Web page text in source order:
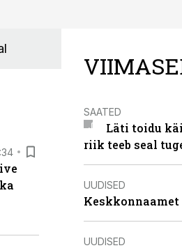
SAATED
Läti toidu
riik teeb seal
UUDISED
UUDISED